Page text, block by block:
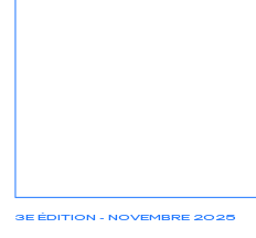
3E ÉDITION - NOVEMBRE 2025